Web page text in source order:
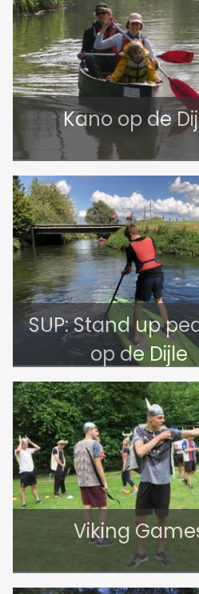
Kano op de
SUP: Stand up
op de Dijle
Viking